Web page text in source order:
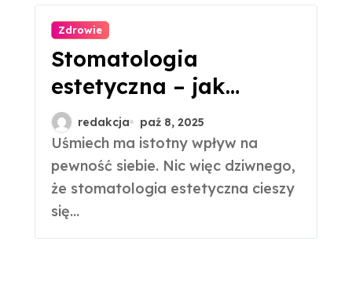
Zdrowie
Stomatologia
estetyczna – jak
można poprawić swój
uśmiech?
redakcja paź 8, 2025
Uśmiech ma istotny wpływ na
pewność siebie. Nic więc dziwnego,
że stomatologia estetyczna cieszy
się...